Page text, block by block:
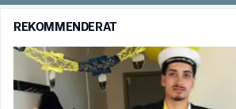
REKOMMENDERAT